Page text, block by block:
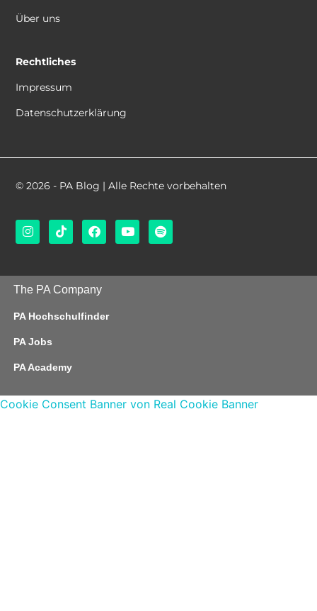
Über uns
Rechtliches
Impressum
Datenschutzerklärung
© 2026 - PA Blog | Alle Rechte vorbehalten
The PA Company
PA Hochschulfinder
PA Jobs
PA Academy
Cookie Consent Banner von Real Cookie Banner